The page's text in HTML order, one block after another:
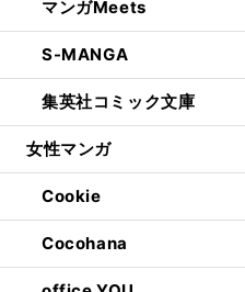
マンガMeets
S-MANGA
集英社コミック文庫
女性マンガ
Cookie
Cocohana